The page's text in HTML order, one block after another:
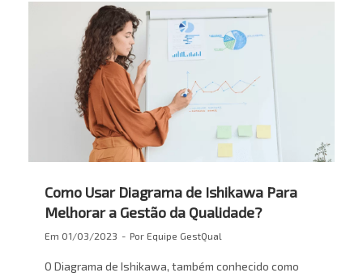
Como Usar Diagrama de Ishikawa Para
Melhorar a Gestão da Qualidade?
Em 01/03/2023 Por Equipe GestQual
O Diagrama de Ishikawa, também conhecido como